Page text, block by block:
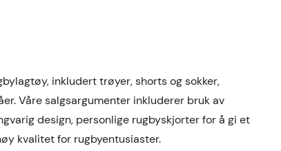
inkludert trøyer, shorts og sokker,
Våre salgsargumenter inkluderer bruk av
design, personlige rugbyskjorter for å gi et
kvalitet for rugbyentusiaster.